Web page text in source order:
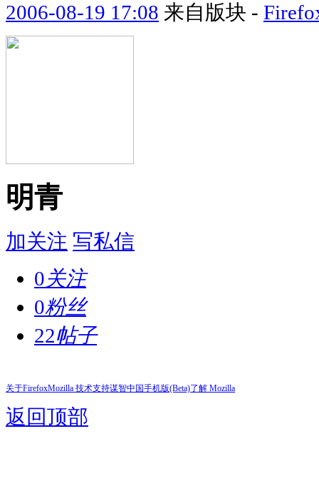
2006-08-19 17:08 来自版块 -
明青
加关注 写私信
0关注
0粉丝
22帖子
关于FirefoxMozilla 技术支持谋智中国手机版(Beta)了解 Mozilla
返回顶部